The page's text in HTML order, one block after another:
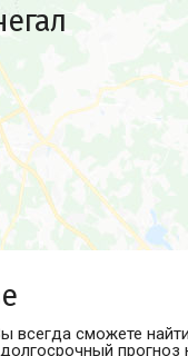
всегда сможете
прогноз